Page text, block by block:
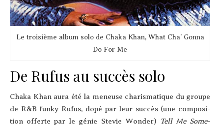
Le troi­sième album solo de Cha­ka Khan, What Cha’ Gon­na
Do For Me
De Rufus au succès solo
Cha­ka Khan aura été la meneuse cha­ris­ma­tique du groupe
de R&B fun­ky Rufus, dopé par leur suc­cès (une com­po­si­
tion offerte par le génie Ste­vie Won­der)
Tell Me Some­